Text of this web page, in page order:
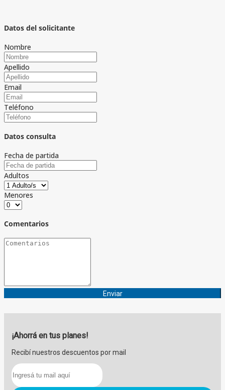
Datos del solicitante
Nombre
Apellido
Email
Teléfono
Datos consulta
Fecha de partida
Adultos
Menores
Comentarios
Enviar
¡Ahorrá en tus planes!
Recibí nuestros descuentos por mail